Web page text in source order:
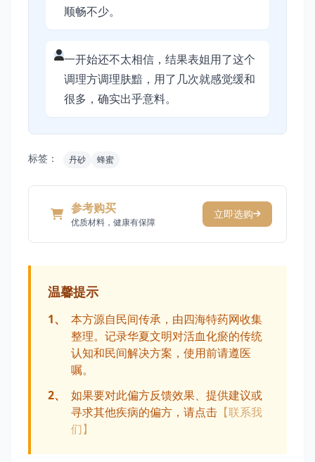
顺畅不少。
一开始还不太相信，结果表姐用了这个
调理方调理肤黯，用了几次就感觉缓和
很多，确实出乎意料。
标签： 丹砂 蜂蜜
参考购买
优质材料，健康有保障
立即选购
温馨提示
1、
本方源自民间传承，由四海特药网收集
整理。记录华夏文明对活血化瘀的传统
认知和民间解决方案，使用前请遵医
嘱。
2、
如果要对此偏方反馈效果、提供建议或
寻求其他疾病的偏方，请点击 【联系我
们】